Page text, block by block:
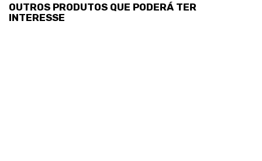
OUTROS PRODUTOS QUE PODERÁ TER
INTERESSE